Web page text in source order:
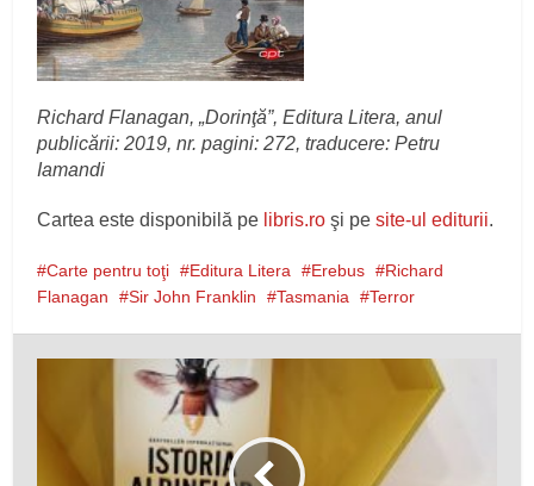
Richard Flanagan, „Dorinţă”, Editura Litera, anul
publicării: 2019, nr. pagini: 272, traducere: Petru
Iamandi
Cartea este disponibilă pe libris.ro şi pesite-ul editurii.
Carte pentru toţi Editura Litera Erebus
Richard
Flanagan
Sir John Franklin Tasmania Terror